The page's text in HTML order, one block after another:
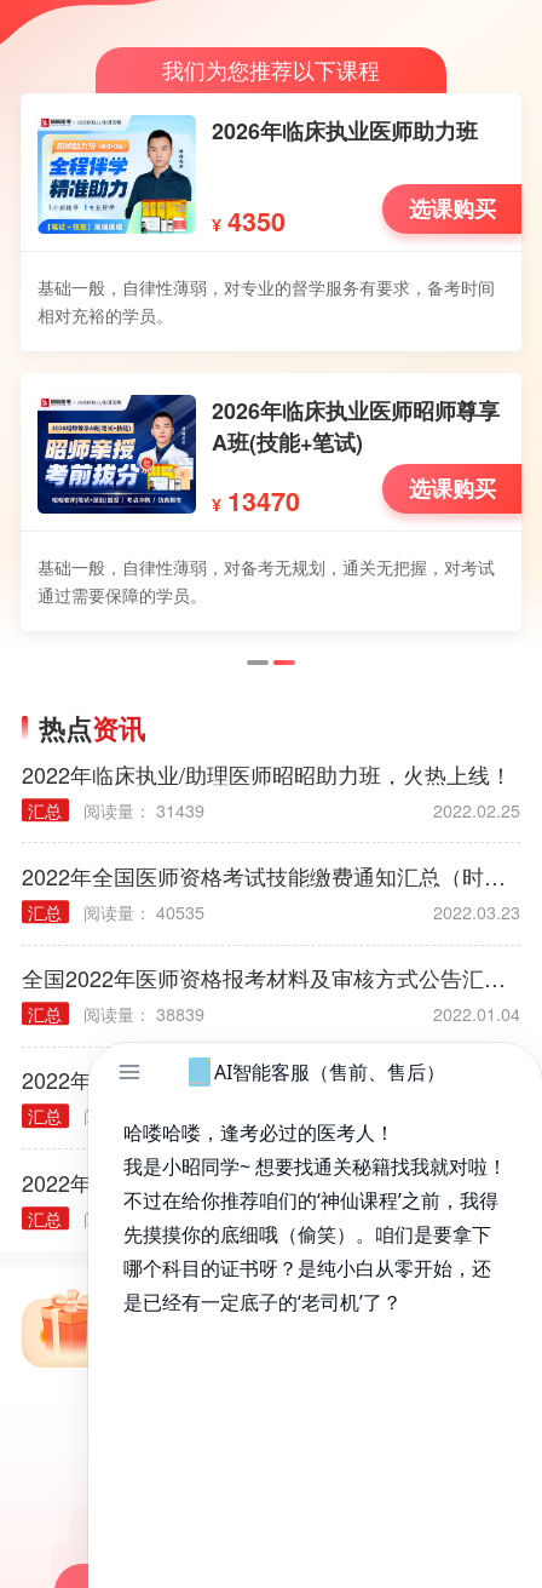
我们为您推荐以下课程
2026年临床执业医师助力班
¥ 4350 选课购买
基础一般，自律性薄弱，对专业的督学服务有要求，备考时间
相对充裕的学员。
2026年临床执业医师昭师尊享
A班(技能+笔试)
¥ 13470 选课购买
基础一般，自律性薄弱，对备考无规划，通关无把握，对考试
通过需要保障的学员。
热点资讯
2022年临床执业/助理医师昭昭助力班，火热上线！
汇总 阅读量： 31439 2022.02.25
2022年全国医师资格考试技能缴费通知汇总（时间/方式/标准）
汇总 阅读量： 40535 2022.03.23
全国2022年医师资格报考材料及审核方式公告汇总（各考区）
汇总 阅读量： 38839 2022.01.04
2022年医师资格考试报名规定常见问题汇总
汇总 阅读量： 40314
2022年各类执业/助理医师实践技能大纲汇总
汇总 阅读量： 40240 2021.11.30